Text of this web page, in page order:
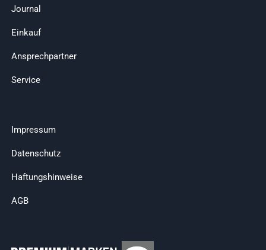
Journal
Einkauf
Ansprechpartner
Service
Impressum
Datenschutz
Haftungshinweise
AGB